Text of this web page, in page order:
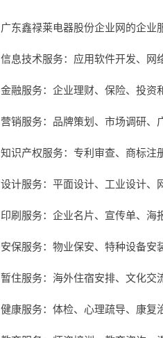
广东鑫禄莱电器股份企业网的企业
信息技术服务：应用软件开发、网
金融服务：企业理财、保险、投资
营销服务：品牌策划、市场调研、
知识产权服务：专利审查、商标注
设计服务：平面设计、工业设计、
印刷服务：企业名片、宣传单、海
安保服务：物业保安、特种设备安
暂住服务：海外住宿安排、文化交
健康服务：体检、心理疏导、康复